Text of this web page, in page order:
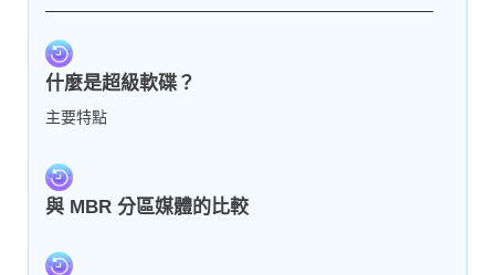
什麼是超級軟碟？
主要特點
與 MBR 分區媒體的比較